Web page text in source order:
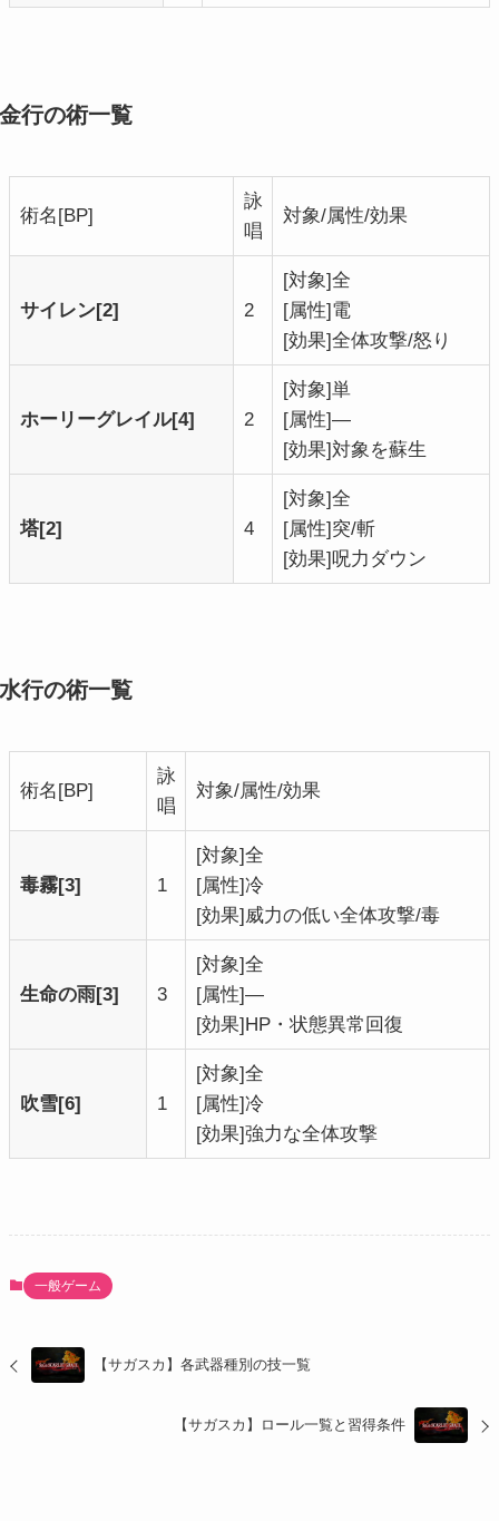
金行の術一覧
術名[BP]
詠
唱
対象/属性/効果
サイレン[2] 2
[対象]全
[属性]電
[効果]全体攻撃/怒り
ホーリーグレイル[4] 2
[対象]単
[属性]―
[効果]対象を蘇生
塔[2] 4
[対象]全
[属性]突/斬
[効果]呪力ダウン
水行の術一覧
術名[BP]
詠
唱
対象/属性/効果
毒霧[3] 1
[対象]全
[属性]冷
[効果]威力の低い全体攻撃/毒
生命の雨[3] 3
[対象]全
[属性]―
[効果]HP・状態異常回復
吹雪[6] 1
[対象]全
[属性]冷
[効果]強力な全体攻撃
一般ゲーム
【サガスカ】各武器種別の技一覧
【サガスカ】ロール一覧と習得条件